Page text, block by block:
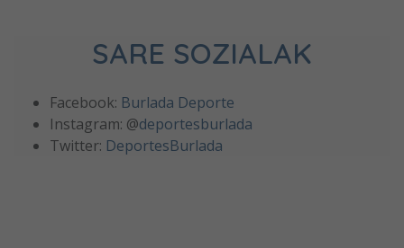
SARE SOZIALAK
Facebook: Burlada Deporte
Instagram: @deportesburlada
Twitter: DeportesBurlada